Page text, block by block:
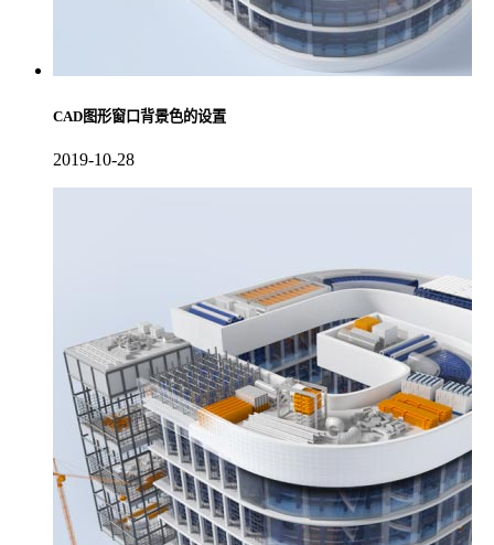
CAD图形窗口背景色的设置
2019-10-28